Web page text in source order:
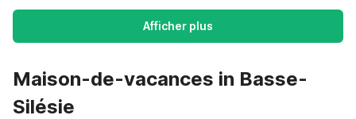
Afficher plus
Maison-de-vacances in Basse-
Silésie